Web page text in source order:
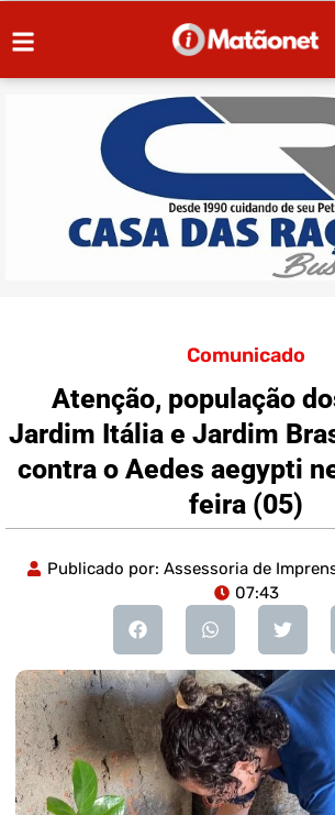
Comunicado
Atenção, população
Jardim Itália e Jardim
contra o Aedes aegypti
feira (05)
Publicado por: Assessoria de
07:43